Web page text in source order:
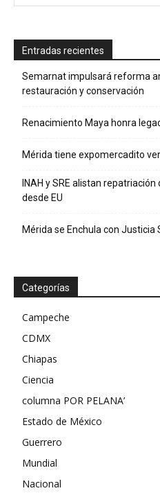
Entradas recientes
Semarnat impulsará reforma
restauración y conservación
Renacimiento Maya honra
Mérida tiene expomercadito
INAH y SRE alistan
desde EU
Mérida se Enchula con Justicia
Categorías
Campeche
CDMX
Chiapas
Ciencia
columna POR PELANA’
Estado de México
Guerrero
Mundial
Nacional